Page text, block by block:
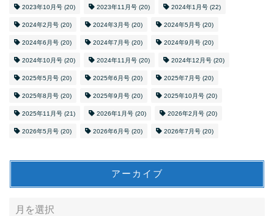
2023年10月号 (20) 2023年11月号 (20) 2024年1月号 (22)
2024年2月号 (20) 2024年3月号 (20) 2024年5月号 (20)
2024年6月号 (20) 2024年7月号 (20) 2024年9月号 (20)
2024年10月号 (20) 2024年11月号 (20) 2024年12月号 (20)
2025年5月号 (20) 2025年6月号 (20) 2025年7月号 (20)
2025年8月号 (20) 2025年9月号 (20) 2025年10月号 (20)
2025年11月号 (21) 2026年1月号 (20) 2026年2月号 (20)
2026年5月号 (20) 2026年6月号 (20) 2026年7月号 (20)
アーカイブ